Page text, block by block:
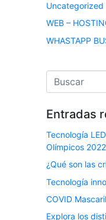
Uncategorized
WEB –
WHASTAPP
Entradas
Tecnología
Olímpicos 2022
¿Qué son las
Tecnología
COVID
Explora los